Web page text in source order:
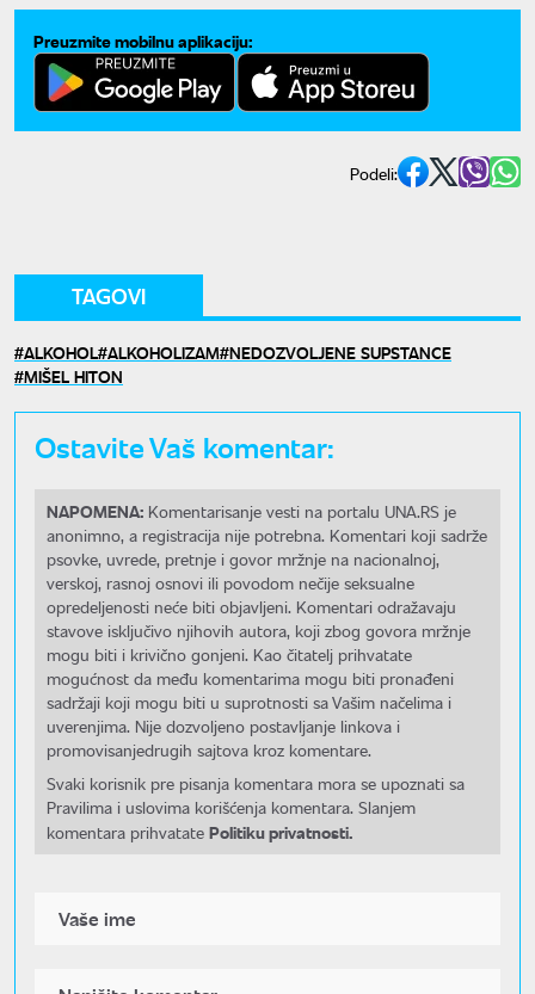
Preuzmite mobilnu aplikaciju:
Podeli:
TAGOVI
ALKOHOL ALKOHOLIZAM NEDOZVOLJENE SUPSTANCE
MIŠEL HITON
Ostavite Vaš komentar:
NAPOMENA: Komentarisanje vesti na portalu UNA.RS je
anonimno, a registracija nije potrebna. Komentari koji sadrže
psovke, uvrede, pretnje i govor mržnje na nacionalnoj,
verskoj, rasnoj osnovi ili povodom nečije seksualne
opredeljenosti neće biti objavljeni. Komentari odražavaju
stavove isključivo njihovih autora, koji zbog govora mržnje
mogu biti i krivično gonjeni. Kao čitatelj prihvatate
mogućnost da među komentarima mogu biti pronađeni
sadržaji koji mogu biti u suprotnosti sa Vašim načelima i
uverenjima. Nije dozvoljeno postavljanje linkova i
promovisanjedrugih sajtova kroz komentare.
Svaki korisnik pre pisanja komentara mora se upoznati sa
Pravilima i uslovima korišćenja komentara. Slanjem
komentara prihvatate Politiku privatnosti.